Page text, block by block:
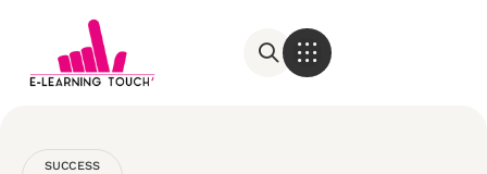
SUCCESS